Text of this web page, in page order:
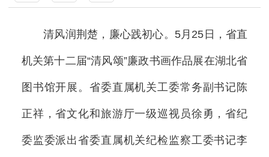
清风润荆楚，廉心践初心。5月25日，省直
机关第十二届“清风颂”廉政书画作品展在湖北省
图书馆开展。省委直属机关工委常务副书记陈
正祥，省文化和旅游厅一级巡视员徐勇，省纪
委监委派出省委直属机关纪检监察工委书记李